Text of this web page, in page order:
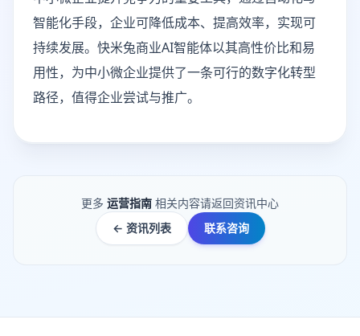
智能化手段，企业可降低成本、提高效率，实现可
持续发展。快米兔商业AI智能体以其高性价比和易
用性，为中小微企业提供了一条可行的数字化转型
路径，值得企业尝试与推广。
更多 运营指南 相关内容请返回资讯中心
← 资讯列表
联系咨询